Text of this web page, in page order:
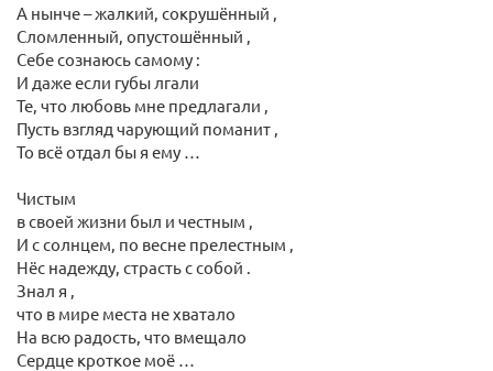
А нынче – жалкий, сокрушённый ,
Сломленный, опустошённый ,
Себе сознаюсь самому :
И даже если губы лгали
Те, что любовь мне предлагали ,
Пусть взгляд чарующий поманит ,
То всё отдал бы я ему …
Чистым
в своей жизни был и честным ,
И с солнцем, по весне прелестным ,
Нёс надежду, страсть с собой .
Знал я ,
что в мире места не хватало
На всю радость, что вмещало
Сердце кроткое моё …